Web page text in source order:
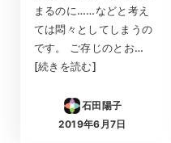
まるのに……などと考え
ては悶々としてしまうの
です。 ご存じのとお…
[続きを読む]
石田陽子
投稿日
2019年6月7日